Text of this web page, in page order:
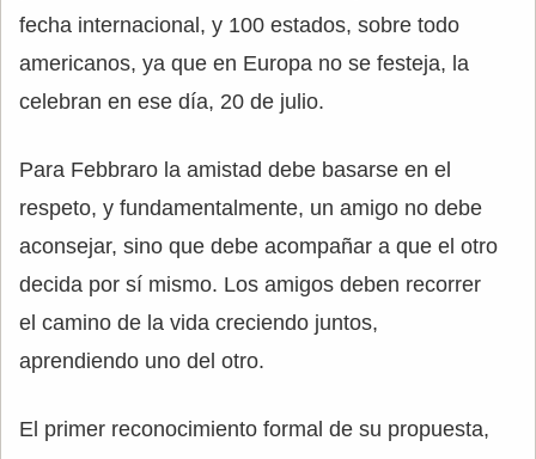
fecha internacional, y 100 estados, sobre todo
americanos, ya que en Europa no se festeja, la
celebran en ese día, 20 de julio.
Para Febbraro la amistad debe basarse en el
respeto, y fundamentalmente, un amigo no debe
aconsejar, sino que debe acompañar a que el otro
decida por sí mismo. Los amigos deben recorrer
el camino de la vida creciendo juntos,
aprendiendo uno del otro.
El primer reconocimiento formal de su propuesta,